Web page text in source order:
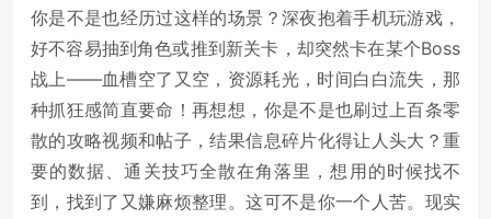
你是不是也经历过这样的场景？深夜抱着手机玩游戏，
好不容易抽到角色或推到新关卡，却突然卡在某个Boss
战上——血槽空了又空，资源耗光，时间白白流失，那
种抓狂感简直要命！再想想，你是不是也刷过上百条零
散的攻略视频和帖子，结果信息碎片化得让人头大？重
要的数据、通关技巧全散在角落里，想用的时候找不
到，找到了又嫌麻烦整理。这可不是你一个人苦。现实